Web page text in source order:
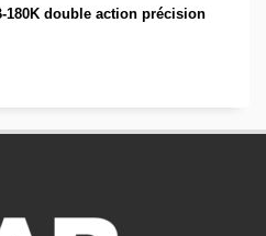
180K double action précision